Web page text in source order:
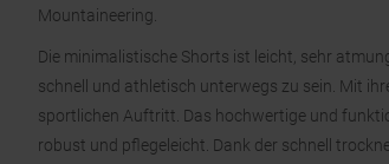
Mountaineering.
Die minimalistische Shorts ist leicht, sehr
schnell und athletisch unterwegs zu sein. Mit
sportlichen Auftritt. Das hochwertige und
robust und pflegeleicht. Dank der schnell